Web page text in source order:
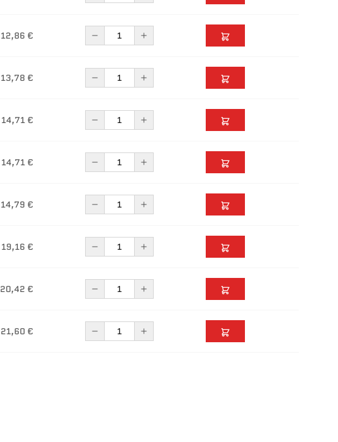
12,86 €
13,78 €
14,71 €
14,71 €
14,79 €
19,16 €
20,42 €
21,60 €